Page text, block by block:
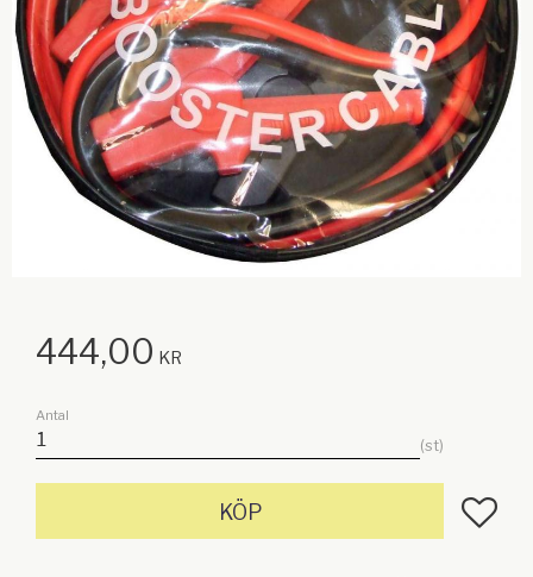
444,00 KR
Antal
st
KÖP Lägg